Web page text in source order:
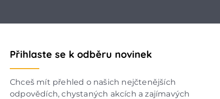
Přihlaste se k odběru novinek
Chceš mít přehled o našich nejčtenějších
odpovědích, chystaných akcích a zajímavých